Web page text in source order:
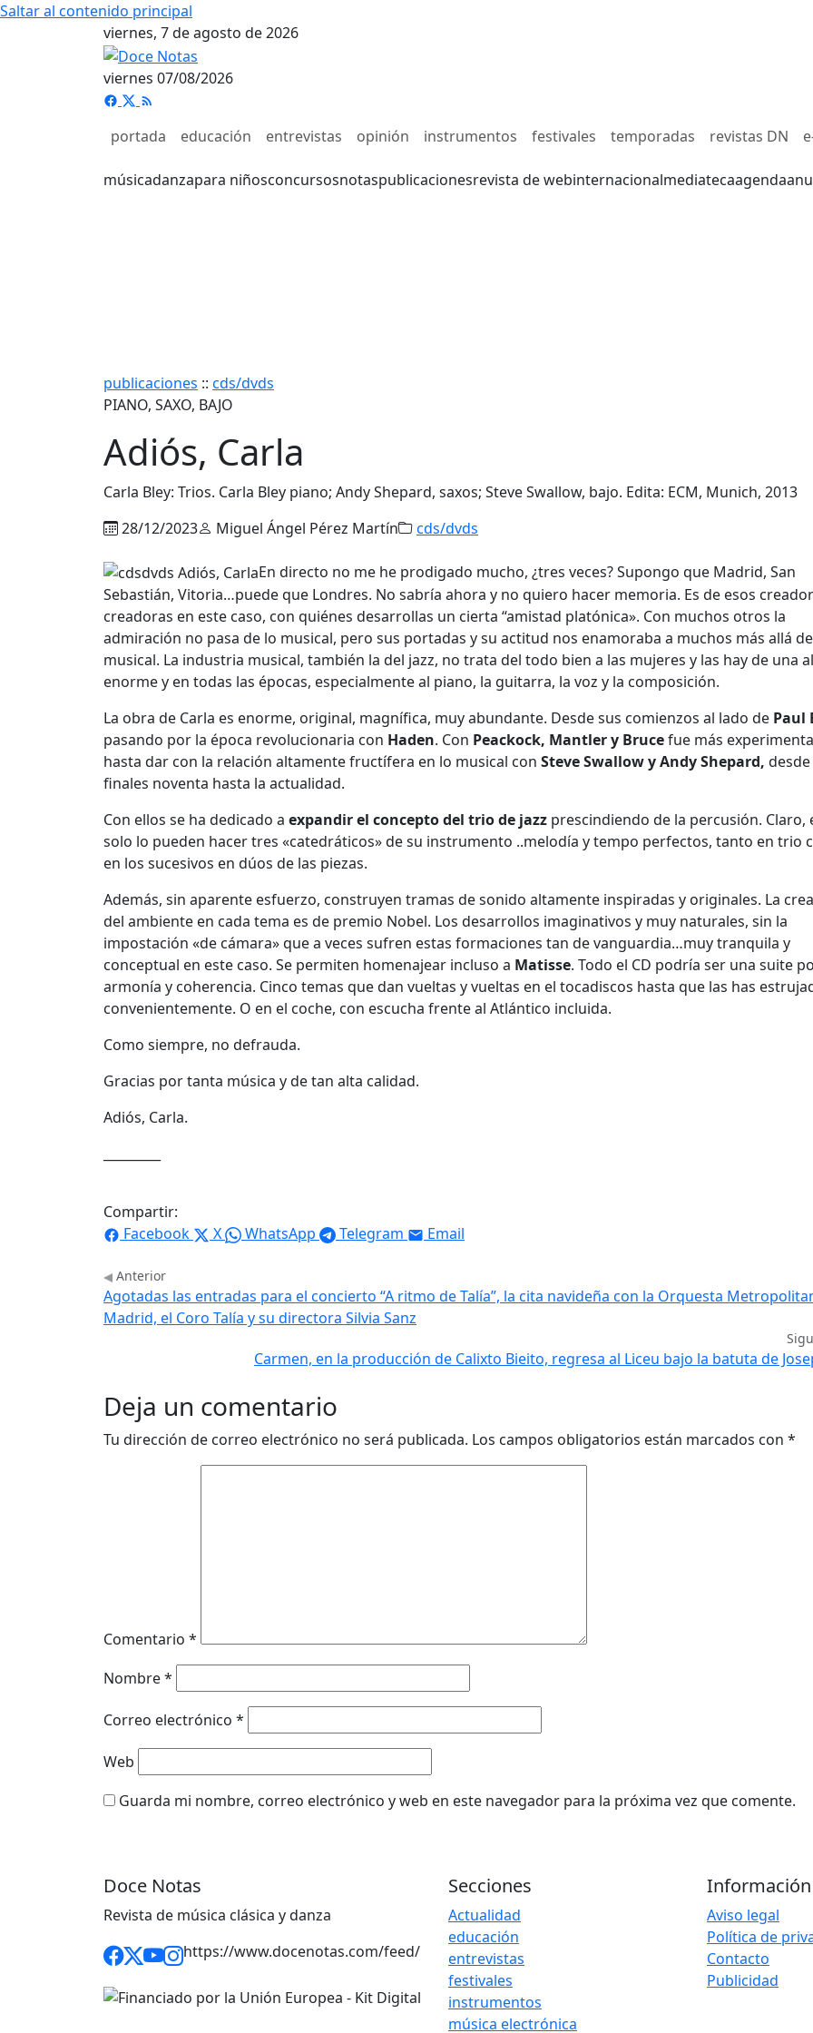
Saltar al contenido principal
viernes, 7 de agosto de 2026
viernes 07/08/2026
portada educación entrevistas opinión instrumentos festivales temporadas revistas DN
músicadanzapara niñosconcursosnotaspublicacionesrevista de webinternacionalmediatecaagenda
publicaciones :: cds/dvds
PIANO, SAXO, BAJO
Adiós, Carla
Carla Bley: Trios. Carla Bley piano; Andy Shepard, saxos; Steve Swallow, bajo. Edita: ECM, Munich, 2013
28/12/2023
Miguel Ángel Pérez Martín cds/dvds
En directo no me he prodigado mucho, ¿tres veces? Supongo que Madrid, San
Sebastián, Vitoria…puede que Londres. No sabría ahora y no quiero hacer memoria. Es de esos
creadoras en este caso, con quiénes desarrollas un cierta “amistad platónica». Con muchos otros la
admiración no pasa de lo musical, pero sus portadas y su actitud nos enamoraba a muchos más allá
musical. La industria musical, también la del jazz, no trata del todo bien a las mujeres y las hay de una
enorme y en todas las épocas, especialmente al piano, la guitarra, la voz y la composición.
La obra de Carla es enorme, original, magnífica, muy abundante. Desde sus comienzos al lado de Paul
pasando por la época revolucionaria con Haden. Con Peackock, Mantler y Brucefue más
hasta dar con la relación altamente fructífera en lo musical con Steve Swallow y Andy Shepard,
finales noventa hasta la actualidad.
Con ellos se ha dedicado a expandir el concepto del trio de jazz prescindiendo de la percusión. Claro,
solo lo pueden hacer tres «catedráticos» de su instrumento ..melodía y tempo perfectos, tanto en trio
en los sucesivos en dúos de las piezas.
Además, sin aparente esfuerzo, construyen tramas de sonido altamente inspiradas y originales. La
del ambiente en cada tema es de premio Nobel. Los desarrollos imaginativos y muy naturales, sin la
impostación «de cámara» que a veces sufren estas formaciones tan de vanguardia…muy tranquila y
conceptual en este caso. Se permiten homenajear incluso a Matisse. Todo el CD podría ser una suite
armonía y coherencia. Cinco temas que dan vueltas y vueltas en el tocadiscos hasta que las has
convenientemente. O en el coche, con escucha frente al Atlántico incluida.
Como siempre, no defrauda.
Gracias por tanta música y de tan alta calidad.
Adiós, Carla.
Compartir:
Facebook
X WhatsApp Telegram Email
Anterior
Agotadas las entradas para el concierto “A ritmo de Talía”, la cita navideña con la Orquesta
Madrid, el Coro Talía y su directora Silvia Sanz
Carmen, en la producción de Calixto Bieito, regresa al Liceu bajo la batuta de
Deja un comentario
Tu dirección de correo electrónico no será publicada. Los campos obligatorios están marcados con *
Comentario *
Nombre*
Correo electrónico *
Web
Guarda mi nombre, correo electrónico y web en este navegador para la próxima vez que comente.
Doce Notas
Revista de música clásica y danza
https://www.docenotas.com/feed/
Secciones
Actualidad
educación
entrevistas
festivales
instrumentos
música electrónica
Información
Aviso legal
Política de
Contacto
Publicidad